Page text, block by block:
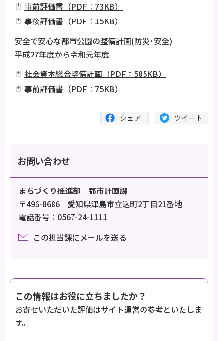
事前評価書（PDF：73KB）
事後評価書（PDF：15KB）
安全で安心な都市公園の整備計画(防災･安全)
平成27年度から令和元年度
社会資本総合整備計画（PDF：585KB）
事前評価書（PDF：75KB）
お問い合わせ
まちづくり推進部 都市計画課
〒496-8686 愛知県津島市立込町2丁目21番地
電話番号：0567-24-1111
この担当課にメールを送る
この情報はお役に立ちましたか？
お寄せいただいた評価はサイト運営の参考といたしま
す。